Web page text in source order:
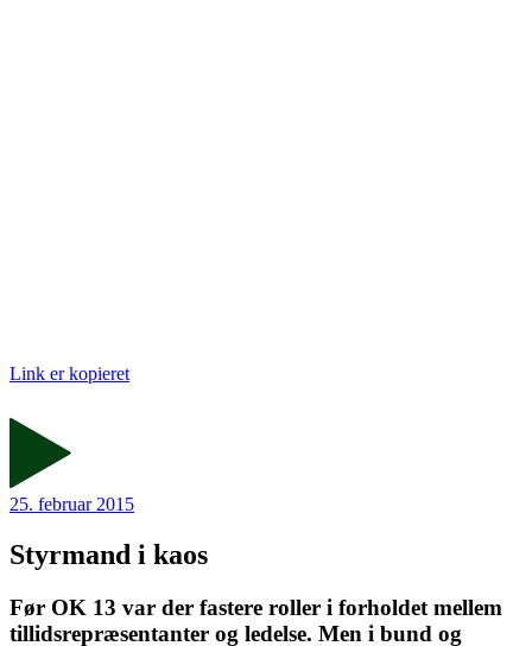
Link er kopieret
25. februar 2015
Styrmand i kaos
Før OK 13 var der fastere roller i forholdet mellem
tillidsrepræsentanter og ledelse. Men i bund og